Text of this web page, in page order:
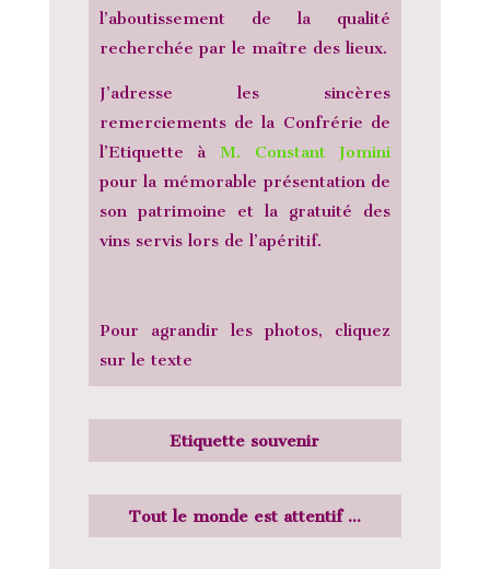
l’aboutissement de la qualité
recherchée par le maître des lieux.
J’adresse les sincères
remerciements de la Confrérie de
l’Etiquette à M. Constant Jomini
pour la mémorable présentation de
son patrimoine et la gratuité des
vins servis lors de l’apéritif.
Pour agrandir les photos, cliquez
sur le texte
Etiquette souvenir
Tout le monde est attentif ...